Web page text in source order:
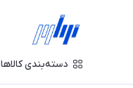
دسته‌بندی کالاها